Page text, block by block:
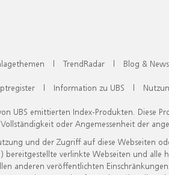
| TrendRadar | Blog &
| Information zu UBS |
UBS emittierten Index-Produkten. Diese
oder Angemessenheit der
und der Zugriff auf diese Webseiten
verlinkte Webseiten und
anderen veröffentlichten